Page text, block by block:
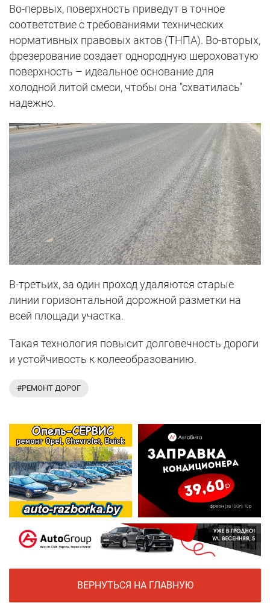
Во-первых, поверхность приведут в точное
соответствие с требованиями технических
нормативных правовых актов (ТНПА). Во-вторых,
фрезерование создает однородную шероховатую
поверхность – идеальное основание для
холодной литой смеси, чтобы она "схватилась"
надежно.
В-третьих, за один проход удаляются старые
линии горизонтальной дорожной разметки на
всей площади участка.
Такая технология повысит долговечность дороги
и устойчивость к колееобразованию.
#РЕМОНТ ДОРОГ
ВЕРНУТЬСЯ НА ГЛАВНУЮ